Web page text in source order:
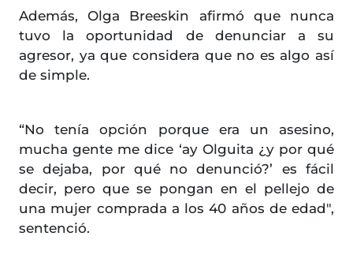
Además, Olga Breeskin afirmó que nunca
tuvo la oportunidad de denunciar a su
agresor, ya que considera que no es algo así
de simple.
“No tenía opción porque era un asesino,
mucha gente me dice ‘ay Olguita ¿y por qué
se dejaba, por qué no denunció?’ es fácil
decir, pero que se pongan en el pellejo de
una mujer comprada a los 40 años de edad",
sentenció.